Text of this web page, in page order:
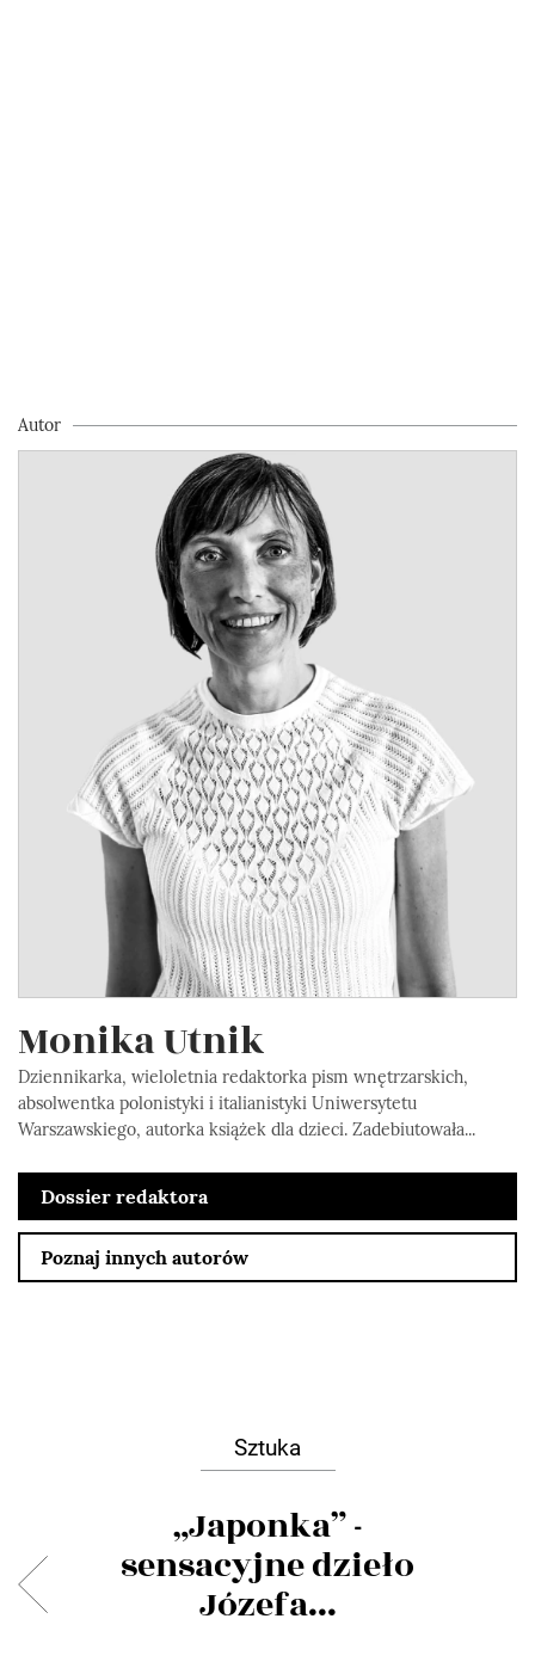
Autor
Monika Utnik
Dziennikarka, wieloletnia redaktorka pism wnętrzarskich,
absolwentka polonistyki i italianistyki Uniwersytetu
Warszawskiego, autorka książek dla dzieci. Zadebiutowała...
Dossier redaktora
Poznaj innych autorów
Sztuka
„Japonka” -
sensacyjne dzieło
Józefa...